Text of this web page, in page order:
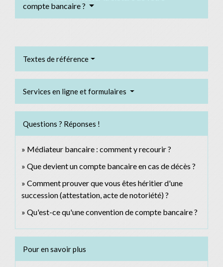
compte bancaire ?
Textes de référence
Services en ligne et formulaires
Questions ? Réponses !
Médiateur bancaire : comment y recourir ?
Que devient un compte bancaire en cas de décès ?
Comment prouver que vous êtes héritier d'une
succession (attestation, acte de notoriété) ?
Qu'est-ce qu'une convention de compte bancaire ?
Pour en savoir plus